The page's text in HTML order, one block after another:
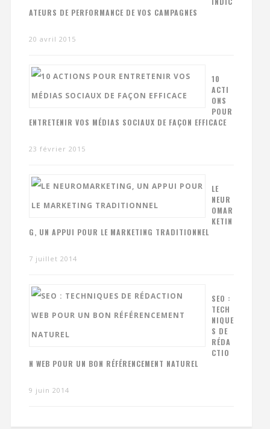
ATEURS DE PERFORMANCE DE VOS CAMPAGNES
20 avril 2015
10
ACTI
ONS
POUR
ENTRETENIR VOS MÉDIAS SOCIAUX DE FAÇON EFFICACE
23 février 2015
LE
NEUR
OMAR
KETIN
G, UN APPUI POUR LE MARKETING TRADITIONNEL
7 juillet 2014
SEO :
TECH
NIQUE
S DE
RÉDA
CTIO
N WEB POUR UN BON RÉFÉRENCEMENT NATUREL
9 juin 2014